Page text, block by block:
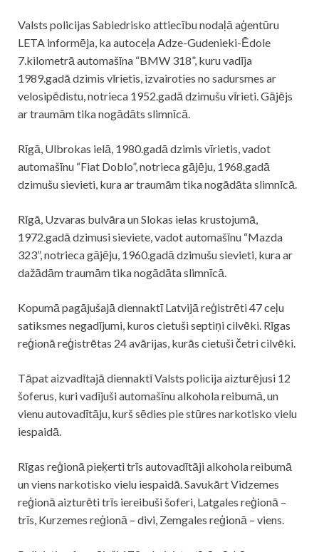
Valsts policijas Sabiedrisko attiecību nodaļā aģentūru
LETA informēja, ka autoceļa Adze-Gudenieki-Ēdole
7.kilometrā automašīna “BMW 318”, kuru vadīja
1989.gadā dzimis vīrietis, izvairoties no sadursmes ar
velosipēdistu, notrieca 1952.gadā dzimušu vīrieti. Gājējs
ar traumām tika nogādāts slimnīcā.
Rīgā, Ulbrokas ielā, 1980.gadā dzimis vīrietis, vadot
automašīnu “Fiat Doblo”, notrieca gājēju, 1968.gadā
dzimušu sievieti, kura ar traumām tika nogādāta slimnīcā.
Rīgā, Uzvaras bulvāra un Slokas ielas krustojumā,
1972.gadā dzimusi sieviete, vadot automašīnu “Mazda
323”, notrieca gājēju, 1960.gadā dzimušu sievieti, kura ar
dažādām traumām tika nogādāta slimnīcā.
Kopumā pagājušajā diennaktī Latvijā reģistrēti 47 ceļu
satiksmes negadījumi, kuros cietuši septiņi cilvēki. Rīgas
reģionā reģistrētas 24 avārijas, kurās cietuši četri cilvēki.
Tāpat aizvadītajā diennaktī Valsts policijaaizturējusi 12
šoferus, kuri vadījuši automašīnu alkohola reibumā, un
vienu autovadītāju, kurš sēdies pie stūres narkotisko vielu
iespaidā.
Rīgas reģionā pieķerti trīs autovadītāji alkohola reibumā
un viens narkotisko vielu iespaidā. Savukārt Vidzemes
reģionā aizturēti trīs iereibuši šoferi, Latgales reģionā –
trīs, Kurzemes reģionā – divi, Zemgales reģionā – viens.